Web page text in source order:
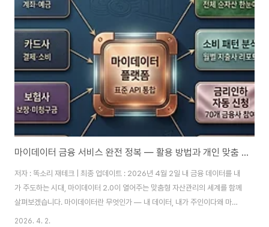
마이데이터 금융 서비스 완전 정복 — 활용 방법과 개인 맞춤 금융 서비스 총정리
저자 : 똑소리 재테크 | 최종 업데이트 : 2026년 4월 2일 내 금융 데이터를 내
가 주도하는 시대, 마이데이터 2.0이 열어주는 맞춤형 자산관리의 세계를 함께
살펴보겠습니다. 마이데이터란 무엇인가 — 내 데이터, 내가 주인이다왜 마이
데이터가 필요한가?지금까지 우리의 금융 데이터는 은행, 카드사, 보험사, 증권
2026. 4. 2.